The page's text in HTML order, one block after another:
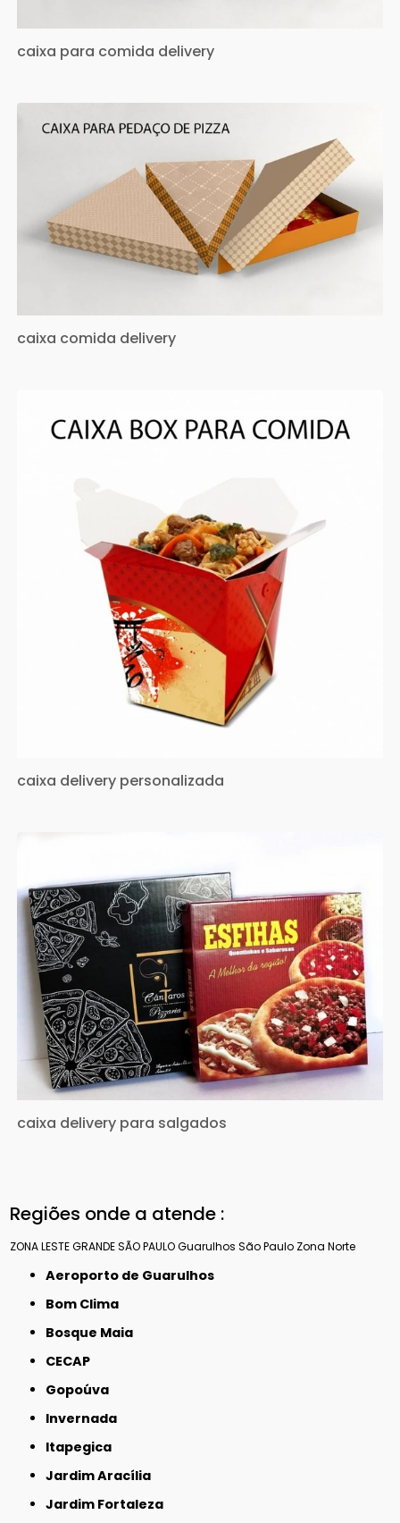
caixa para comida delivery
caixa comida delivery
caixa delivery personalizada
caixa delivery para salgados
Regiões onde a atende :
ZONA LESTEGRANDE SÃO PAULOGuarulhos São Paulo Zona Norte
Aeroporto de Guarulhos
Bom Clima
Bosque Maia
CECAP
Gopoúva
Invernada
Itapegica
Jardim Aracília
Jardim Fortaleza